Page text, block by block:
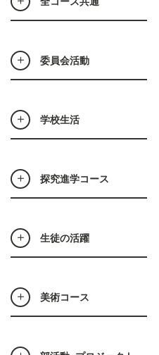
委員会活動
学校生活
探究進学コース
生徒の活躍
美術コース